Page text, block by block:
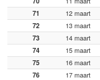
71
12 maart
72
13 maart
73
14 maart
74
15 maart
75
16 maart
76
17 maart